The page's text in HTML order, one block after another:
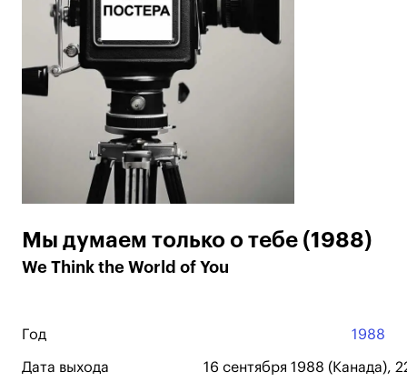
Мы думаем только о тебе (1988)
We Think the World of You
Год 1988
Дата выхода 16 сентября 1988 (Канада),